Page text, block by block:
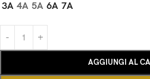
3A 4A 5A 6A 7A
AGGIUNGI AL